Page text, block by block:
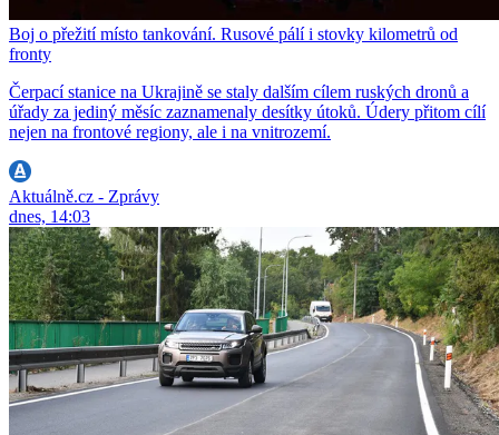
Boj o přežití místo tankování. Rusové pálí i stovky kilometrů od
fronty
Čerpací stanice na Ukrajině se staly dalším cílem ruských dronů a
úřady za jediný měsíc zaznamenaly desítky útoků. Údery přitom cílí
nejen na frontové regiony, ale i na vnitrozemí.
Aktuálně.cz - Zprávy
dnes, 14:03